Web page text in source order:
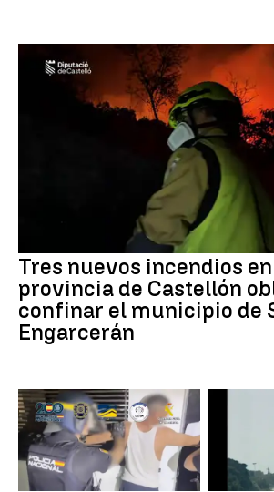
Tres nuevos incendios
provincia de Castellón
confinar el municipio de
Engarcerán